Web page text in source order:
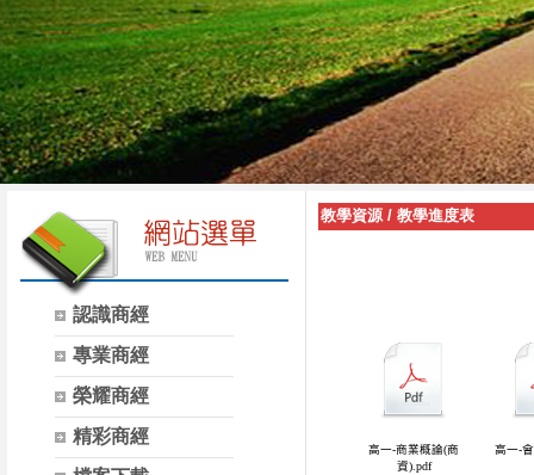
認識商經
專業商經
榮耀商經
精彩商經
教學資源/ 教學進度表